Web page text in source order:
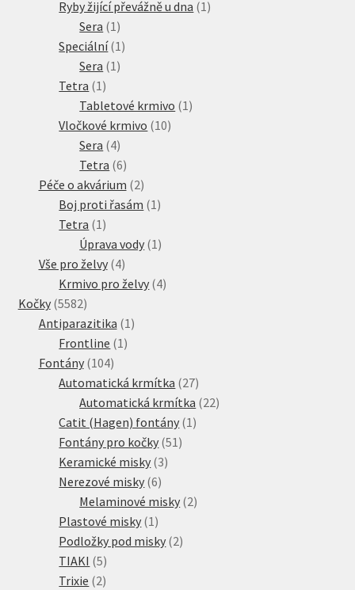
produkt
Ryby žijící převážně u dna 11
Sera 11
produkt
Speciální 11
Sera 11
Tetra 11
produkt
Tabletové krmivo 11
Vločkové krmivo 1010
Sera 44
produkty
Tetra 66
produktů
Péče o akvárium 22
produkty
Boj proti řasám 11
Tetra 11
produkt
Úprava vody 11
Vše pro želvy 44
produkty
Krmivo pro želvy 44
Kočky 55825582
produktů
Antiparazitika 11
Frontline 11
Fontány 104104
produktů
Automatická krmítka 2727
produktů
Automatická krmítka 2222
Catit (Hagen) fontány 11
Fontány pro kočky 5151
Keramické misky 33
Nerezové misky 66
produktů
Melaminové misky 22
Plastové misky 11
produkt
Podložky pod misky 22
TIAKI 55
produktů
Trixie 22